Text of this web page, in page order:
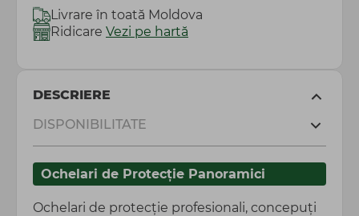
Livrare în toată Moldova
Ridicare Vezi pe hartă
DESCRIERE
DISPONIBILITATE
Ochelari de Protecție Panoramici
Ochelari de protecție profesionali, concepuți